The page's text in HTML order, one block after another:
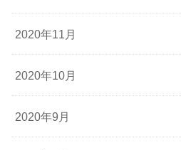
2020年11月
2020年10月
2020年9月